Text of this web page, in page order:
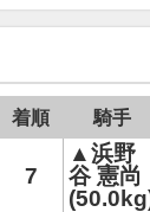
着順 騎手
7
▲浜野
谷 憲尚